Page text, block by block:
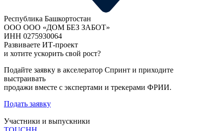
Республика Башкортостан
ООО ООО «ДОМ БЕЗ ЗАБОТ»
ИНН 0275930064
Развиваете ИТ-проект
и хотите ускорить свой рост?
Подайте заявку в акселератор Спринт и приходите
выстраивать
продажи вместе с экспертами и трекерами ФРИИ.
Подать заявку
Участники и выпускники